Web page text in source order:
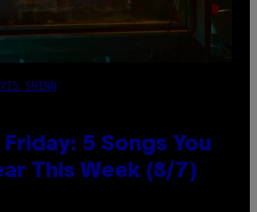
SHINN
5 Songs You
This Week (8/7)